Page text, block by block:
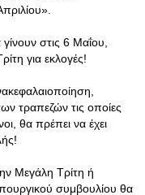
στις 6 Μαΐου,
για εκλογές!
τραπεζών τις οποίες
θα πρέπει να έχει
Μεγάλη Τρίτη ή
συμβουλίου θα